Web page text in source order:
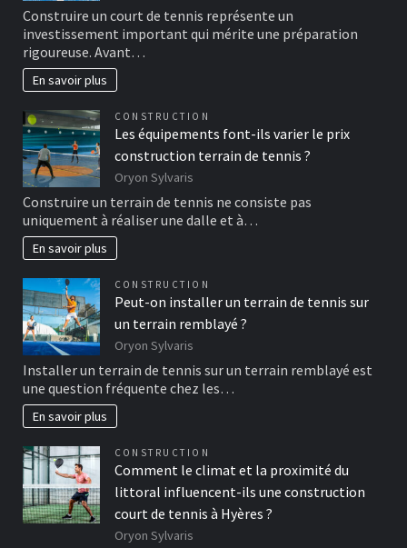
Construire un court de tennis représente un
investissement important qui mérite une préparation
rigoureuse. Avant…
En savoir plus
CONSTRUCTION
Les équipements font-ils varier le prix
construction terrain de tennis ?
Oryon Sylvaris
Construire un terrain de tennis ne consiste pas
uniquement à réaliser une dalle et à…
En savoir plus
CONSTRUCTION
Peut-on installer un terrain de tennis sur
un terrain remblayé ?
Oryon Sylvaris
Installer un terrain de tennis sur un terrain remblayé est
une question fréquente chez les…
En savoir plus
CONSTRUCTION
Comment le climat et la proximité du
littoral influencent-ils une construction
court de tennis à Hyères ?
Oryon Sylvaris